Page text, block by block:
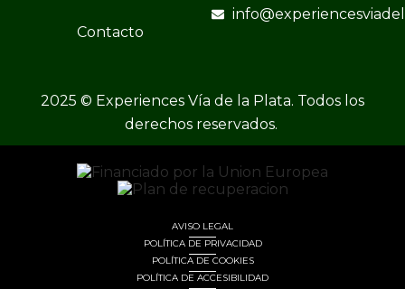
Contacto
2025 © Experiences Vía de la Plata. Todos los
derechos reservados.
AVISO LEGAL
POLÍTICA DE PRIVACIDAD
POLÍTICA DE COOKIES
POLÍTICA DE ACCESIBILIDAD